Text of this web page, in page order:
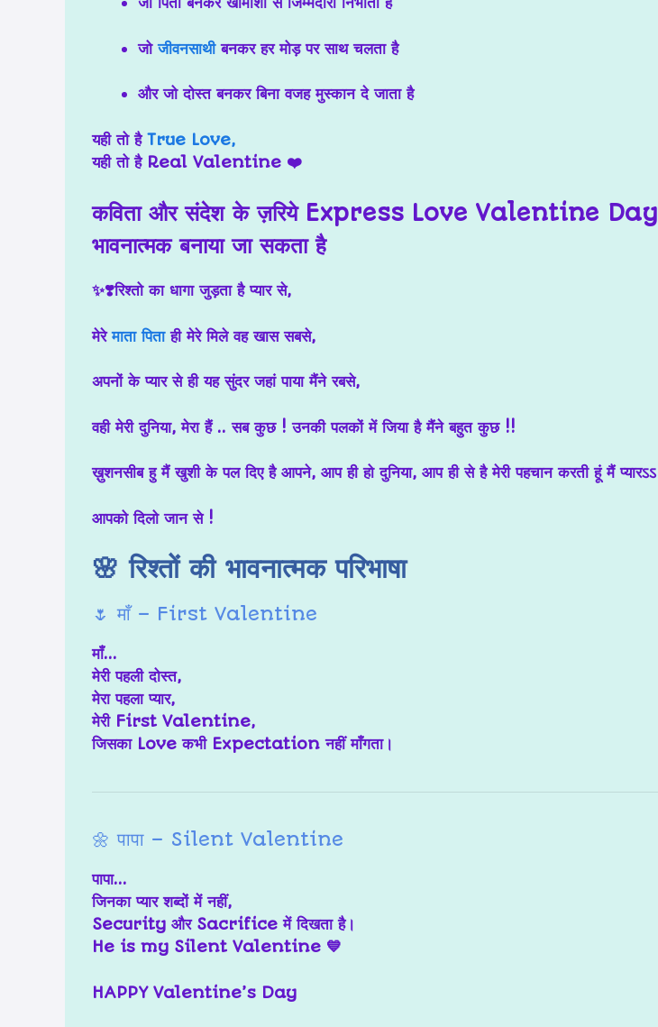
जोजीवनसाथीबनकरहर मोड़ पर साथ चलता है
और जोदोस्त बनकरबिना वजह मुस्कान दे जाता है
यही तो हैTrue Love,
यही तो है Real Valentine ❤️
कविता और संदेश के ज़रिये Express Love Valentine Day
भावनात्मक बनाया जा सकता है
✨️❣️रिश्तो का धागा जुड़ता है प्यार से,
मेरेमाता पिताही मेरे मिले वह खास सबसे,
अपनों के प्यार से ही यह सुंदर जहां पाया मैंने रबसे,
वही मेरी दुनिया, मेरा हैं .. सब कुछ ! उनकी पलकों में जिया है मैंने बहुत कुछ !!
ख़ुशनसीब हु मैं खुशी के पल दिए है आपने, आप ही हो दुनिया, आप ही से है मेरी पहचान करती हूं मैं प्यारऽऽ
आपको दिलो जान से !
🌸 रिश्तों की भावनात्मक परिभाषा
🌷 माँ – First Valentine
माँ…
मेरी पहली दोस्त,
मेरा पहला प्यार,
मेरी First Valentine,
जिसका Love कभी Expectation नहीं माँगता।
🌼 पापा – Silent Valentine
पापा…
जिनका प्यार शब्दों में नहीं,
Security और Sacrifice में दिखता है।
He is my Silent Valentine 💙
HAPPY Valentine’s Day